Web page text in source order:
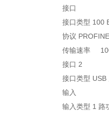
接口
接口类型 100
协议
传输速率
接口 2
接口类型
输入
输入类型 1 路